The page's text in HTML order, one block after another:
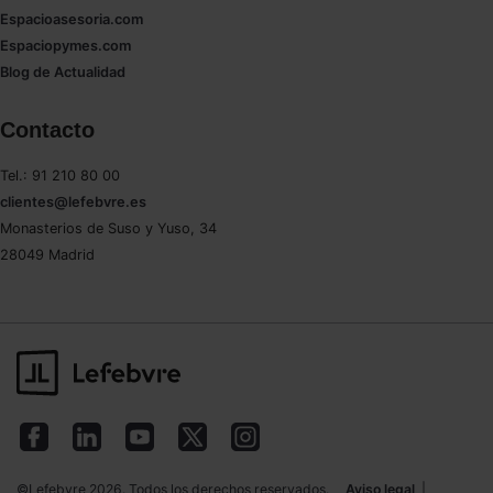
Espacioasesoria.com
Espaciopymes.com
Blog de Actualidad
Contacto
Tel.: 91 210 80 00
clientes@lefebvre.es
Monasterios de Suso y Yuso, 34
28049 Madrid
©Lefebvre 2026. Todos los derechos reservados. Aviso legal